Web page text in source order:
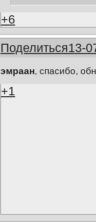
+6
Поделиться13-
эмраан, спасибо,
+1